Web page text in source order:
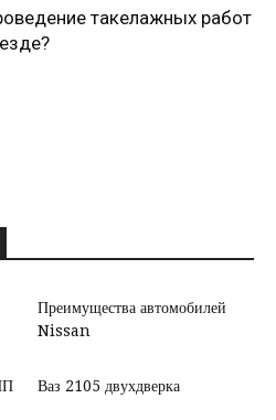
такелажных работ
Преимущества автомобилей
Nissan
Ваз 2105 двухдверка